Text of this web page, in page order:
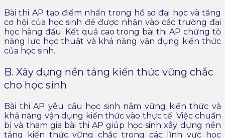
Bài thi AP tạo điểm nhấn trong hồ sơ đại học và tăng
cơ hội của học sinh để được nhận vào các trường đại
học hàng đầu. Kết quả cao trong bài thi AP chứng tỏ
năng lực học thuật và khả năng vận dụng kiến thức
của học sinh.
B. Xây dựng nền tảng kiến thức vững chắc
cho học sinh
Bài thi AP yêu cầu học sinh nắm vững kiến thức và
khả năng vận dụng kiến thức vào thực tế. Việc chuẩn
bị và tham gia bài thi AP giúp học sinh xây dựng nền
tảng kiến thức vững chắc trong các lĩnh vực học